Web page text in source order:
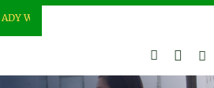
ADY WATER | JERNIHKAN HIDUP